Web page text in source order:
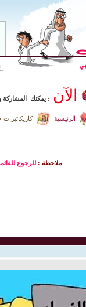
الآن : يمكنك المشاركة
الرئيسية
ملاحظة : للرجوع